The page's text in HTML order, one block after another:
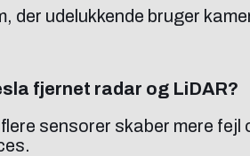
der udelukkende bruger
fjernet radar og LiDAR?
sensorer skaber mere